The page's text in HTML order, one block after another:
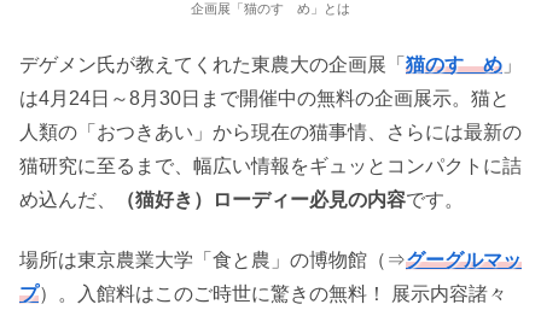
企画展「猫のすゝめ」とは
デゲメン氏が教えてくれた東農大の企画展「 猫のすゝめ 」
は4月24日～8月30日まで開催中の無料の企画展示。猫と
人類の「おつきあい」から現在の猫事情、さらには最新の
猫研究に至るまで、幅広い情報をギュッとコンパクトに詰
め込んだ、
（猫好き）ローディー必見の内容です。
場所は東京農業大学「食と農」の博物館（⇒グーグルマッ
プ）。入館料はこのご時世に驚きの無料！ 展示内容諸々